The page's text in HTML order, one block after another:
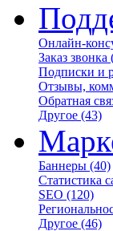
Онлайн-
Заказ звонка
Подписки и
Отзывы,
Обратная
Другое (43)
Баннеры (40)
Статистика
SEO (120)
Другое (46)